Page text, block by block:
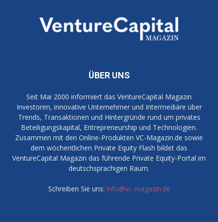
ÜBER UNS
Seit Mai 2000 informiert das VentureCapital Magazin
Investoren, innovative Unternehmer und Intermediäre über
Trends, Transaktionen und Hintergründe rund um privates
Beteiligungskapital, Entrepreneurship und Technologien.
Zusammen mit den Online-Produkten VC-Magazin.de sowie
dem wöchentlichen Private Equity Flash bildet das
VentureCapital Magazin das führende Private Equity-Portal im
deutschsprachigen Raum.
Schreiben Sie uns: info@vc-magazin.de